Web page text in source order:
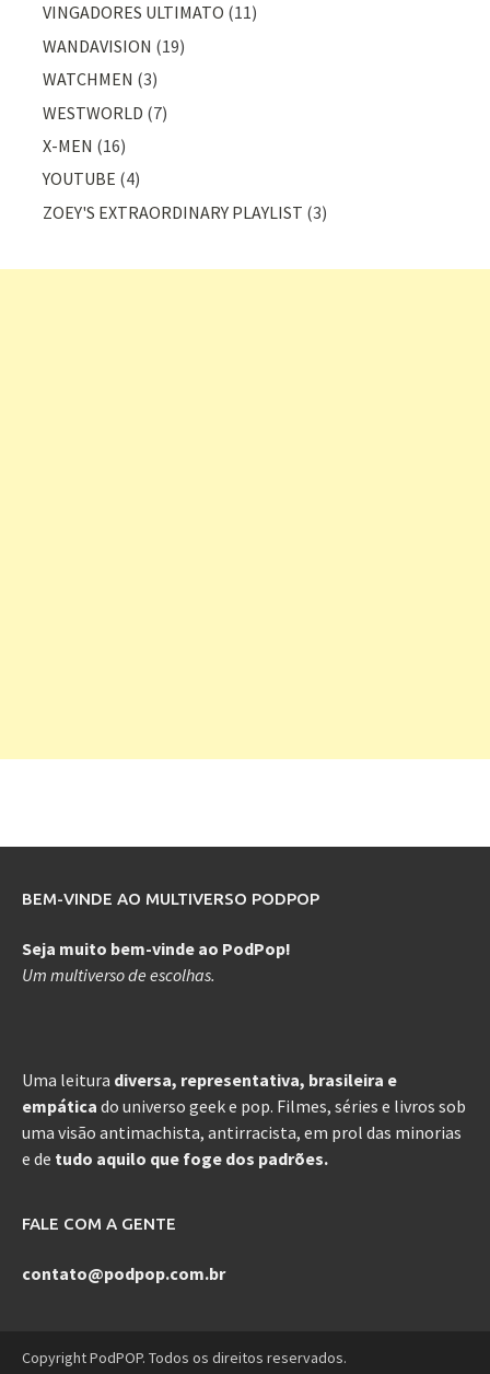
VINGADORES ULTIMATO (11)
WANDAVISION (19)
WATCHMEN (3)
WESTWORLD (7)
X-MEN (16)
YOUTUBE (4)
ZOEY'S EXTRAORDINARY PLAYLIST (3)
BEM-VINDE AO MULTIVERSO PODPOP
Seja muito bem-vinde ao PodPop!
Um multiverso de escolhas.
Uma leitura diversa, representativa, brasileira e
empática do universo geek e pop. Filmes, séries e livros sob
uma visão antimachista, antirracista, em prol das minorias
e de tudo aquilo que foge dos padrões.
FALE COM A GENTE
contato@podpop.com.br
Copyright PodPOP. Todos os direitos reservados.